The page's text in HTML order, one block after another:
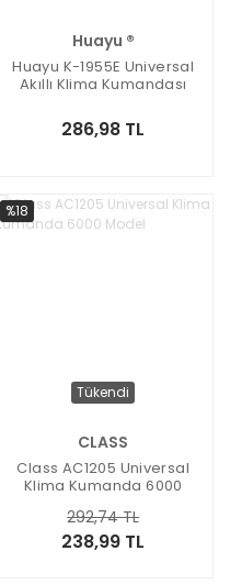
Huayu ®
Huayu K-1955E Universal
Akıllı Klima Kumandası
286,98 TL
%18
Tükendi
CLASS
Class AC1205 Universal
Klima Kumanda 6000
238,99 TL
292,74 TL